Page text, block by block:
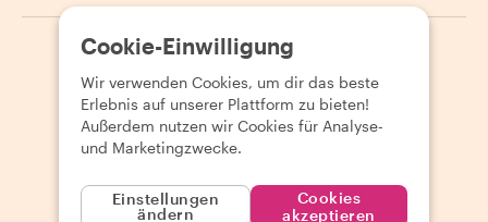
2026 Withlocals.com | Datenschutzerklärung
Seitenübersicht
Cookie-Einwilligung
Wir verwenden Cookies, um dir das beste
Erlebnis auf unserer Plattform zu bieten!
Außerdem nutzen wir Cookies für Analyse-
und Marketingzwecke.
Einstellungen
ändern
Cookies
akzeptieren